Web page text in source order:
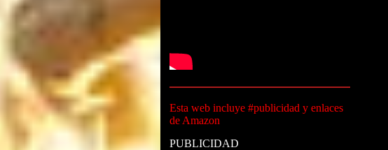
Esta web incluye #publicidad y enlaces
de Amazon
PUBLICIDAD